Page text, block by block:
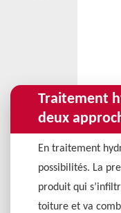
Traitement
deux
En traitement
possibilités. La
produit qui
toiture et va